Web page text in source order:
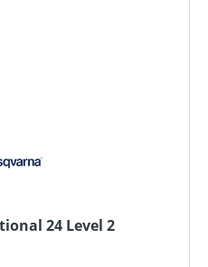
24 Level 2